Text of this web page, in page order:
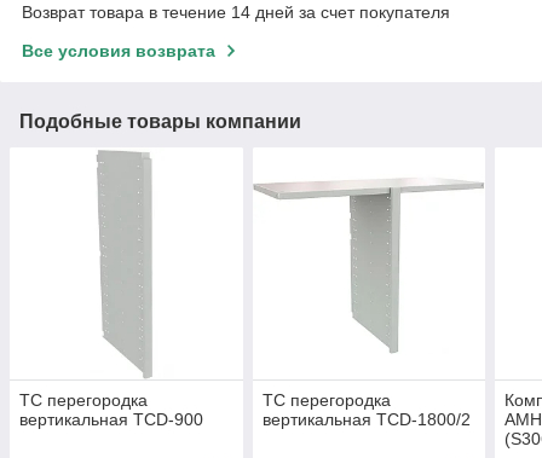
Возврат товара в течение 14 дней за счет покупателя
Все условия возврата
Подобные товары компании
TC перегородка
вертикальная TCD-900
TC перегородка
вертикальная TCD-1800/2